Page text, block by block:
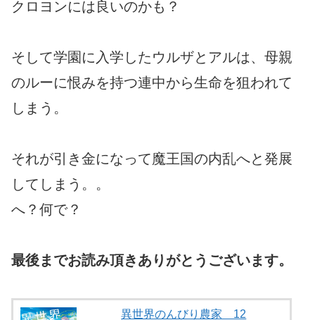
クロヨンには良いのかも？
そして学園に入学したウルザとアルは、母親
のルーに恨みを持つ連中から生命を狙われて
しまう。
それが引き金になって魔王国の内乱へと発展
してしまう。。
へ？何で？
最後までお読み頂きありがとうございます。
異世界のんびり農家 12